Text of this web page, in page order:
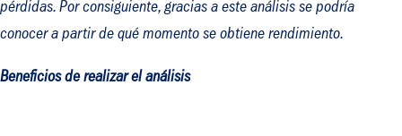
pérdidas. Por consiguiente, gracias a este análisis se podría
conocer a partir de qué momento se obtiene rendimiento.
Beneficios de realizar el análisis